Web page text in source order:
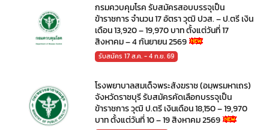
กรมควบคุมโรค รับสมัครสอบบรรจุเป็น
ข้าราชการ จำนวน 17 อัตรา วุฒิ ปวส. – ป.ตรี เงิน
เดือน 13,920 – 19,970 บาท ตั้งแต่วันที่ 17
สิงหาคม – 4 กันยายน 2569
รับสมัคร 17 ส.ค. - 4 ก.ย. 69
โรงพยาบาลสมเด็จพระสังฆราช (อมฺพรมหาเถร)
จังหวัดราชบุรี รับสมัครคัดเลือกบรรจุเป็น
ข้าราชการ วุฒิ ป.ตรี เงินเดือน 18,150 – 19,970
บาท ตั้งแต่วันที่ 10 – 19 สิงหาคม 2569